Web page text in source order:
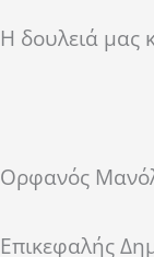
Η δουλειά μας
Ορφανός
Επικεφαλής